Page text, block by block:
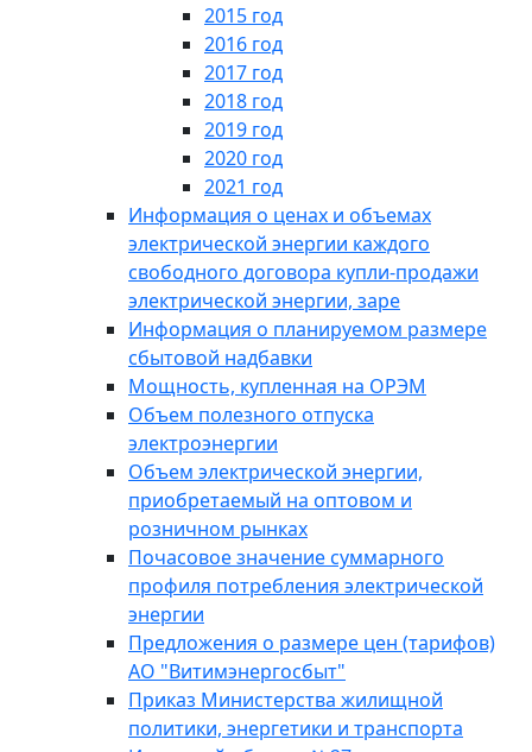
2015 год
2016 год
2017 год
2018 год
2019 год
2020 год
2021 год
Информация о ценах и объемах
электрической энергии каждого
свободного договора купли-продажи
электрической энергии, заре
Информация о планируемом размере
сбытовой надбавки
Мощность, купленная на ОРЭМ
Объем полезного отпуска
электроэнергии
Объем электрической энергии,
приобретаемый на оптовом и
розничном рынках
Почасовое значение суммарного
профиля потребления электрической
энергии
Предложения о размере цен (тарифов)
АО "Витимэнергосбыт"
Приказ Министерства жилищной
политики, энергетики и транспорта